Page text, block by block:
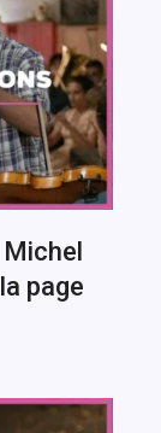
page